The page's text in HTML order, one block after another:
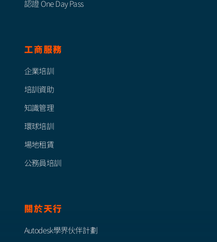
認證 One Day Pass
工商服務
企業培訓
培訓資助
知識管理
環球培訓
場地租賃
公務員培訓
關於天行
Autodesk學界伙伴計劃